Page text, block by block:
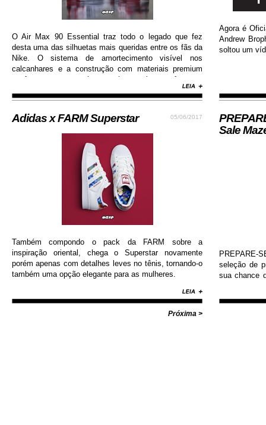
O Air Max 90 Essential traz todo o legado que fez
desta uma das silhuetas mais queridas entre os fãs da
Nike. O sistema de amortecimento visível nos
calcanhares e a construção com materiais premium
conferem ao sneaker muito mais conforto e
durabilidade, além de contar com colorway estilosa e
moderna...
05/06/2017
Adidas x FARM Superstar
Também compondo o pack da FARM sobre a
inspiração oriental, chega o Superstar novamente
porém apenas com detalhes leves no tênis, tornando-o
também uma opção elegante para as mulheres.
Próxima >
Agora é
Andrew
soltou um
Sale
PREPARE-
seleção de
sua chance
Diamond,